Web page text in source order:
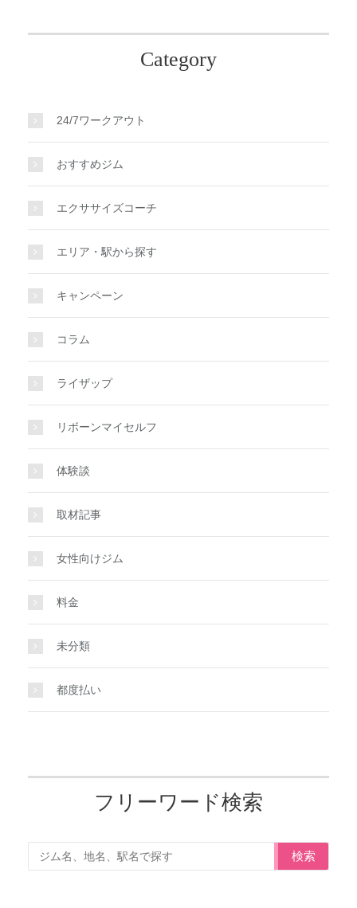
Category
24/7ワークアウト
おすすめジム
エクササイズコーチ
エリア・駅から探す
キャンペーン
コラム
ライザップ
リボーンマイセルフ
体験談
取材記事
女性向けジム
料金
未分類
都度払い
フリーワード検索
検索